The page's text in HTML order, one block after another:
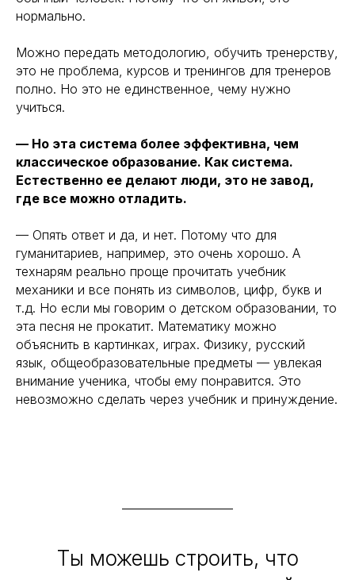
нормально.
Можно передать методологию, обучить тренерству,
это не проблема, курсов и тренингов для тренеров
полно. Но это не единственное, чему нужно
учиться.
— Но эта система более эффективна, чем
классическое образование. Как система.
Естественно ее делают люди, это не завод,
где все можно отладить.
— Опять ответ и да, и нет. Потому что для
гуманитариев, например, это очень хорошо. А
технарям реально проще прочитать учебник
механики и все понять из символов, цифр, букв и
т.д. Но если мы говорим о детском образовании, то
эта песня не прокатит. Математику можно
объяснить в картинках, играх. Физику, русский
язык, общеобразовательные предметы — увлекая
внимание ученика, чтобы ему понравится. Это
невозможно сделать через учебник и принуждение.
Ты можешь строить, что